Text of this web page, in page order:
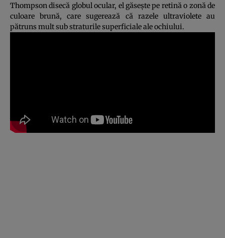
Thompson disecă globul ocular, el găseşte pe retină o zonă de
culoare brună, care sugerează că razele ultraviolete au
pătruns mult sub straturile superficiale ale ochiului.